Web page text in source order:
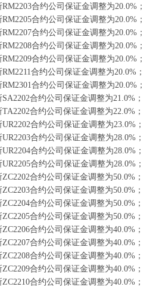
合约公司保证金调整为20.0%；
合约公司保证金调整为20.0%；
合约公司保证金调整为20.0%；
合约公司保证金调整为20.0%；
合约公司保证金调整为20.0%；
合约公司保证金调整为20.0%；
合约公司保证金调整为20.0%；
合约公司保证金调整为21.0%；
合约公司保证金调整为22.0%；
合约公司保证金调整为23.0%；
合约公司保证金调整为28.0%；
合约公司保证金调整为28.0%；
合约公司保证金调整为28.0%；
合约公司保证金调整为50.0%；
合约公司保证金调整为50.0%；
合约公司保证金调整为50.0%；
合约公司保证金调整为50.0%；
合约公司保证金调整为40.0%；
合约公司保证金调整为40.0%；
合约公司保证金调整为40.0%；
合约公司保证金调整为40.0%；
合约公司保证金调整为40.0%；